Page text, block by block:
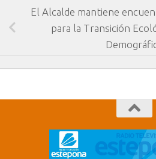
El Alcalde mantiene
para la Transición